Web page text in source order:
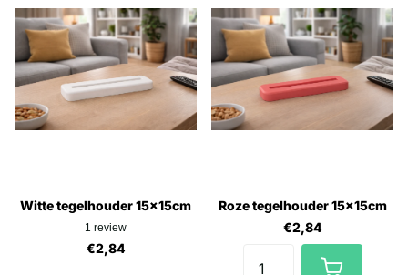
Witte tegelhouder 15x15cm
1 review
€2,84
Roze tegelhouder 15x15cm
€2,84